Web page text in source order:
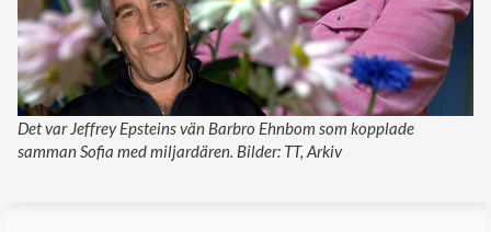
Det var Jeffrey Epsteins vän Barbro Ehnbom som kopplade
samman Sofia med miljardären. Bilder: TT, Arkiv